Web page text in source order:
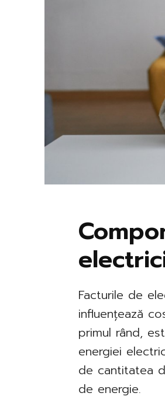
Facturile de
influențează
primul rând,
energiei
de cantitatea
de energie.